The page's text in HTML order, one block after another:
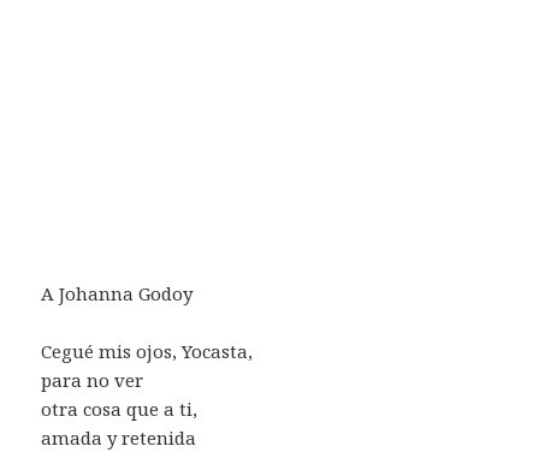
A Johanna Godoy
Cegué mis ojos, Yocasta,
para no ver
otra cosa que a ti,
amada y retenida